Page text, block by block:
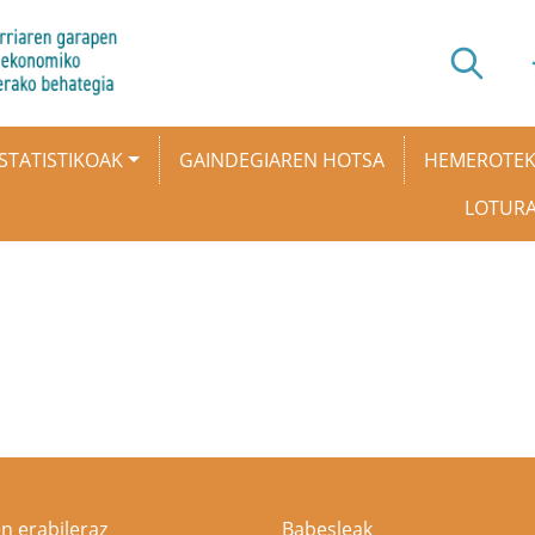
GAINDEGIAREN HOTSA
erabileraz
Babesleak